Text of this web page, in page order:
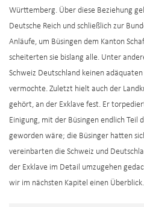
Württemberg. Über diese Beziehung
Deutsche Reich und schließlich zur
Anläufe, um Büsingen dem Kanton
scheiterten sie bislang alle. Unter
Schweiz Deutschland keinen
vermochte. Zuletzt hielt auch der
gehört, an der Exklave fest. Er
Einigung, mit der Büsingen endlich Teil
geworden wäre; die Büsinger hatten
vereinbarten die Schweiz und
der Exklave im Detail umzugehen
wir im nächsten Kapitel einen Überblick.